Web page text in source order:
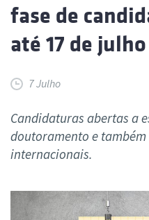
fase de
até 17 de julho
7 Julho
Candidaturas abertas a
doutoramento e também
internacionais.